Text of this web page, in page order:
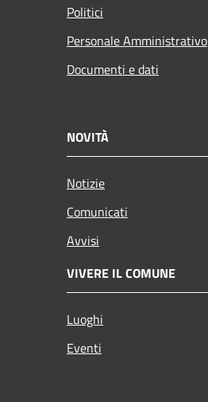
Politici
Personale Amministrativo
Documenti e dati
NOVITÀ
Notizie
Comunicati
Avvisi
VIVERE IL COMUNE
Luoghi
Eventi